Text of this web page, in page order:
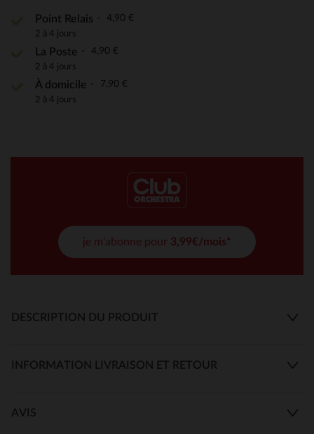
Point Relais 4,90 €
2 à 4 jours
La Poste 4,90 €
2 à 4 jours
À domicile 7,90 €
2 à 4 jours
je m'abonne pour 3,99€/mois*
DESCRIPTION DU PRODUIT
INFORMATION LIVRAISON ET RETOUR
AVIS